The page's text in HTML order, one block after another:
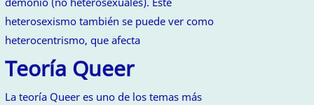
heterosexismo también se puede ver como
heterocentrismo, que afecta
Teoría Queer
La teoría Queer es uno de los temas más